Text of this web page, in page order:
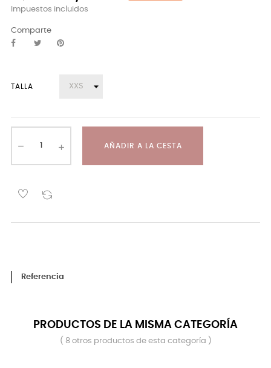
Impuestos incluidos
Comparte
TALLA
AÑADIR A LA CESTA
Referencia
PRODUCTOS DE LA MISMA CATEGORÍA
( 8 otros productos de esta categoría )